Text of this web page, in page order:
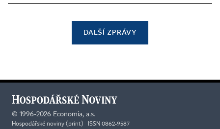
DALŠÍ ZPRÁVY
© 1996-2026 Economia, a.s.
Hospodářské noviny (print) ISSN 0862-9587